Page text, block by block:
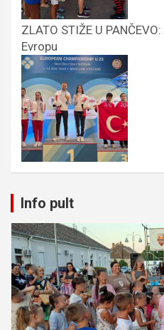
ZLATO STIŽE U
Evropu
Info pult